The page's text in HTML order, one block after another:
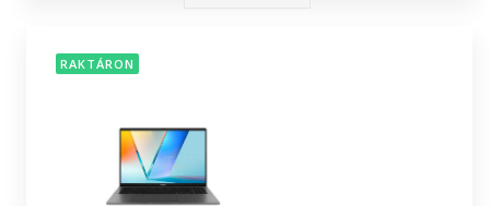
RAKTÁRON